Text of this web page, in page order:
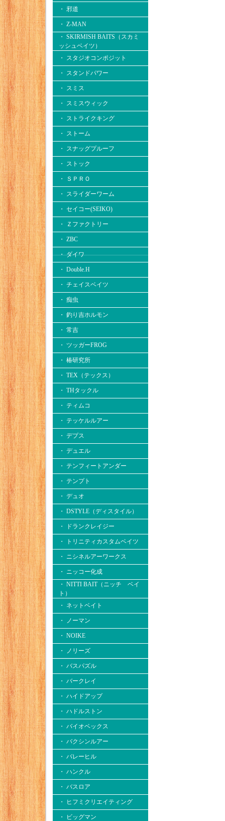
・ 邪道
・ Z-MAN
・ SKIRMISH BAITS（スカミ
ッシュベイツ）
・ スタジオコンポジット
・ スタンドパワー
・ スミス
・ スミスウィック
・ ストライクキング
・ ストーム
・ スナッグプルーフ
・ ストック
・ ＳＰＲＯ
・ スライダーワーム
・ セイコー(SEIKO)
・ Ｚファクトリー
・ ZBC
・ ダイワ
・ Double.H
・ チェイスベイツ
・ 痴虫
・ 釣り吉ホルモン
・ 常吉
・ ツッガーFROG
・ 椿研究所
・ TEX（テックス）
・ THタックル
・ ティムコ
・ テッケルルアー
・ デプス
・ デュエル
・ テンフィートアンダー
・ テンプト
・ デュオ
・ DSTYLE（ディスタイル）
・ ドランクレイジー
・ トリニティカスタムベイツ
・ ニシネルアーワークス
・ ニッコー化成
・ NITTI BAIT（ニッチ ベイ
ト）
・ ネットベイト
・ ノーマン
・ NOIKE
・ ノリーズ
・ バスパズル
・ バークレイ
・ ハイドアップ
・ ハドルストン
・ バイオベックス
・ バクシンルアー
・ バレーヒル
・ ハンクル
・ バスロア
・ ヒフミクリエイティング
・ ビッグマン